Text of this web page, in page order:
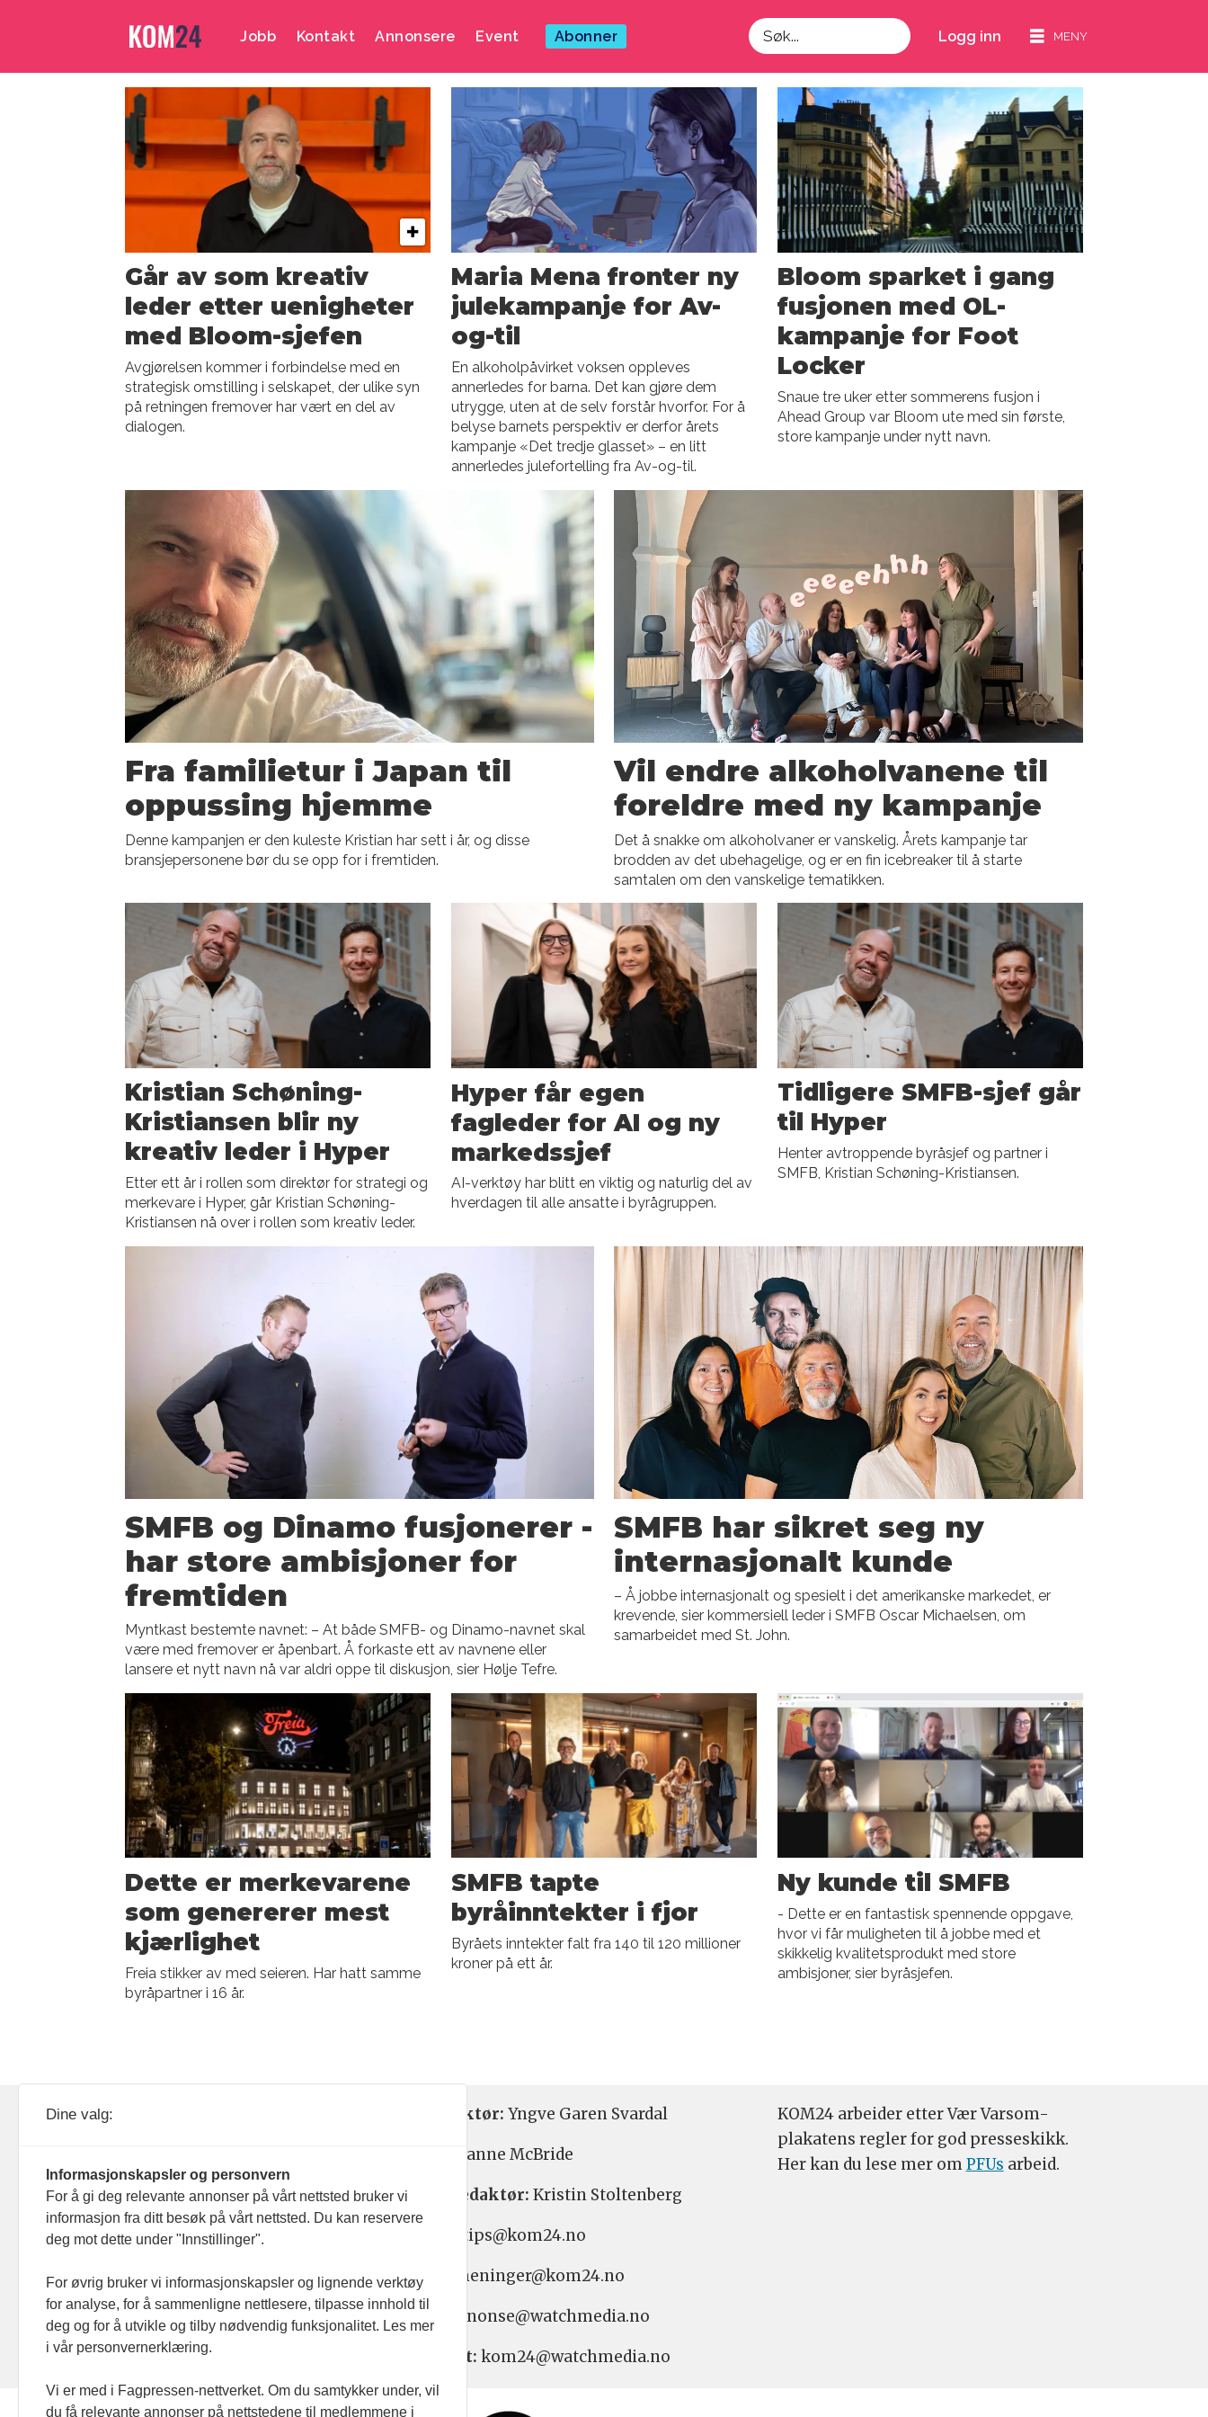
Jobb Kontakt Annonsere Event Abonner
Søk
Logg inn
Emne:
kristian
schøning-
kristiansen
Går av som kreativ
leder etter uenigheter
med Bloom-sjefen
Avgjørelsen kommer i forbindelse med en
strategisk omstilling i selskapet, der ulike syn
på retningen fremover har vært en del av
dialogen.
Maria Mena fronter ny
julekampanje for Av-
og-til
En alkoholpåvirket voksen oppleves
annerledes for barna. Det kan gjøre dem
utrygge, uten at de selv forstår hvorfor. For å
belyse barnets perspektiv er derfor årets
kampanje «Det tredje glasset» – en litt
annerledes julefortelling fra Av-og-til.
Bloom sparket i gang
fusjonen med OL-
kampanje for Foot
Locker
Snaue tre uker etter sommerens fusjon i
Ahead Group var Bloom ute med sin første,
store kampanje under nytt navn.
Fra familietur i Japan til
oppussing hjemme
Denne kampanjen er den kuleste Kristian har sett i år, og disse
bransjepersonene bør du se opp for i fremtiden.
Vil endre alkoholvanene til
foreldre med ny kampanje
Det å snakke om alkoholvaner er vanskelig. Årets kampanje tar
brodden av det ubehagelige, og er en fin icebreaker til å starte
samtalen om den vanskelige tematikken.
Kristian Schøning-
Kristiansen blir ny
kreativ leder i Hyper
Etter ett år i rollen som direktør for strategi og
merkevare i Hyper, går Kristian Schøning-
Kristiansen nå over i rollen som kreativ leder.
Hyper får egen
fagleder for AI og ny
markedssjef
AI-verktøy har blitt en viktig og naturlig del av
hverdagen til alle ansatte i byrågruppen.
Tidligere SMFB-sjef går
til Hyper
Henter avtroppende byråsjef og partner i
SMFB, Kristian Schøning-Kristiansen.
SMFB og Dinamo fusjonerer -
har store ambisjoner for
fremtiden
Myntkast bestemte navnet: – At både SMFB- og Dinamo-navnet skal
være med fremover er åpenbart. Å forkaste ett av navnene eller
lansere et nytt navn nå var aldri oppe til diskusjon, sier Hølje Tefre.
SMFB har sikret seg ny
internasjonalt kunde
– Å jobbe internasjonalt og spesielt i det amerikanske markedet, er
krevende, sier kommersiell leder i SMFB Oscar Michaelsen, om
samarbeidet med St. John.
Dette er merkevarene
som genererer mest
kjærlighet
Freia stikker av med seieren. Har hatt samme
byråpartner i 16 år.
SMFB tapte
byråinntekter i fjor
Byråets inntekter falt fra 140 til 120 millioner
kroner på ett år.
Ny kunde til SMFB
- Dette er en fantastisk spennende oppgave,
hvor vi får muligheten til å jobbe med et
skikkelig kvalitetsprodukt med store
ambisjoner, sier byråsjefen.
093 182
Nyhetsredaktør: Yngve Garen Svardal
Hanne McBride
Ansvarlig redaktør: Kristin Stoltenberg
Nyhetstips: tips@kom24.no
Meninger: meninger@kom24.no
Annonse: annonse@watchmedia.no
Abonnement: kom24@watchmedia.no
KOM24 arbeider etter Vær Varsom-
plakatens regler for god presseskikk.
Her kan du lese mer omPFUs arbeid.
Dine valg:
Informasjonskapsler og personvern
For å gi deg relevante annonser på vårt nettsted bruker vi
informasjon fra ditt besøk på vårt nettsted. Du kan reservere
deg mot dette under "Innstillinger".
For øvrig bruker vi informasjonskapsler og lignende verktøy
for analyse, for å sammenligne nettlesere, tilpasse innhold til
deg og for å utvikle og tilby nødvendig funksjonalitet. Les mer
i vår personvernerklæring.
Vi er med i Fagpressen-nettverket. Om du samtykker under, vil
du få relevante annonser på nettstedene til medlemmene i